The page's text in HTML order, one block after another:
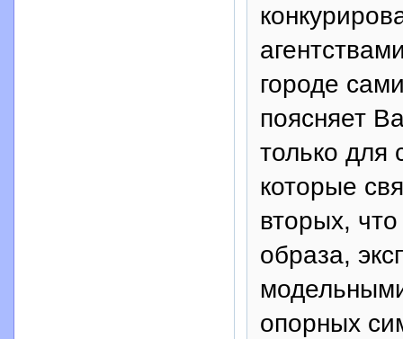
городе
поясняет
только для
которые
вторых,
образа,
опорных